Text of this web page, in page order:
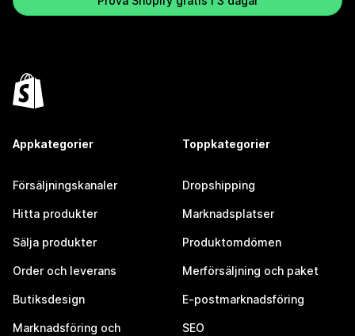
Appkategorier
Försäljningskanaler
Hitta produkter
Sälja produkter
Order och leverans
Butiksdesign
Marknadsföring och
Toppkategorier
Dropshipping
Marknadsplatser
Produktomdömen
Merförsäljning och paket
E-postmarknadsföring
SEO